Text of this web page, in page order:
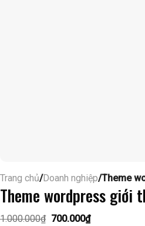
Trang chủ/Doanh nghiệp/Theme
Theme wordpress giới
1.000.000₫ Giá
700.000₫Giá